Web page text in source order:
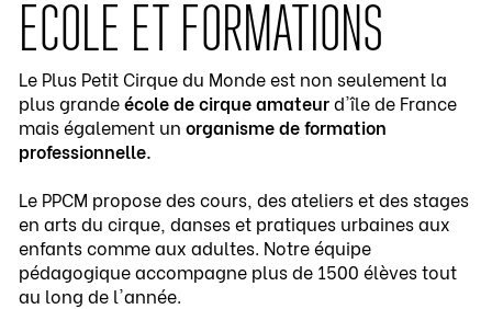
ÉCOLE ET FORMATIONS
Le Plus Petit Cirque du Monde est non seulement la
plus grandeécole de cirque amateurd'île de France
mais également un organismede formation
professionnelle.
Le PPCM propose des cours, des ateliers et des stages
en arts du cirque, danses et pratiques urbaines aux
enfants comme aux adultes. Notre équipe
pédagogique accompagne plus de 1500 élèves tout
au long de l'année.